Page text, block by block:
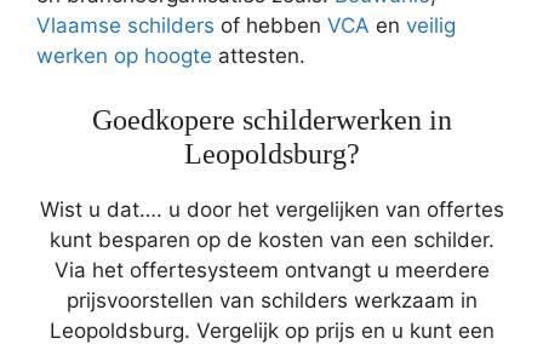
Vlaamse schilders of hebben VCA en veilig
werken op hoogte attesten.
Goedkopere schilderwerken in
Leopoldsburg?
Wist u dat…. u door het vergelijken van offertes
kunt besparen op de kosten van een schilder.
Via het offertesysteem ontvangt u meerdere
prijsvoorstellen van schilders werkzaam in
Leopoldsburg. Vergelijk op prijs en u kunt een